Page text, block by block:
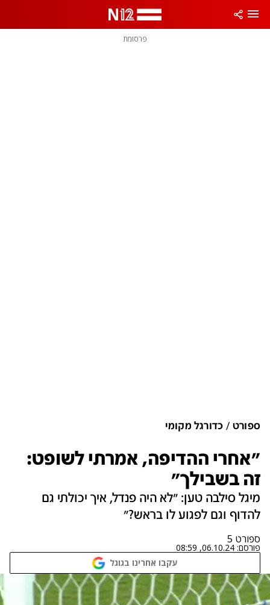
פרסומת
ספורט כדורגל מקומי
"אחרי ההדיפה, אמרתי לשופט:
זה בשבילך"
מיגל סילבה טען: "לא היה פנדל, איך יכולתי גם
להדוף וגם לפגוע לו בראש?"
ספורט 5
פורסם: 06.10.24, 08:59
עקבו אחרינו בגוגל